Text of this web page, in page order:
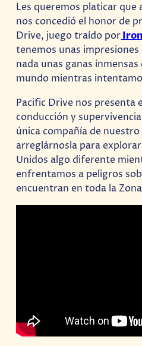
Les queremos platicar que
nos concedió el honor de
Drive, juego traído por
tenemos unas
nada unas ganas
mundo mientras
Pacific Drive nos presenta
conducción y
única compañía de
arreglárnosla para
Unidos algo diferente
enfrentamos a peligros
encuentran en toda la